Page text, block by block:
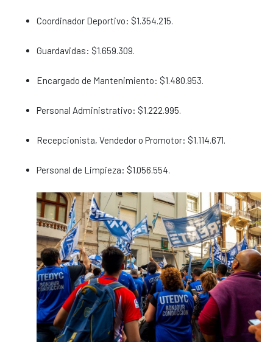
Coordinador Deportivo: $1.354.215.
Guardavidas: $1.659.309.
Encargado de Mantenimiento: $1.480.953.
Personal Administrativo: $1.222.995.
Recepcionista, Vendedor o Promotor: $1.114.671.
Personal de Limpieza: $1.056.554.